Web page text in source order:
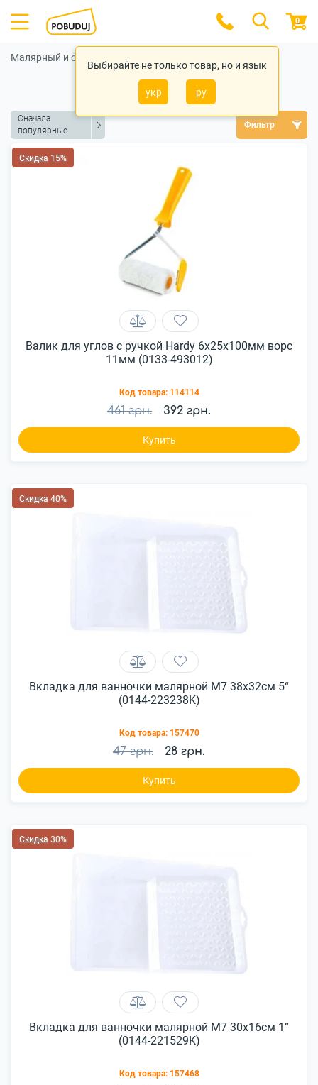
Выбирайте не только товар, но и язык
укр ру
0
Малярный и отделочный инструмент
Валики малярные
Сначала
популярные
Фильтр
Скидка 15%
Валик для углов с ручкой Hardy 6х25х100мм ворс
11мм (0133-493012)
Код товара: 114114
461 грн. 392 грн.
Купить
Скидка 40%
Вкладка для ванночки малярной M7 38x32см 5“
(0144-223238K)
Код товара: 157470
47 грн. 28 грн.
Купить
Скидка 30%
Вкладка для ванночки малярной M7 30x16см 1“
(0144-221529K)
Код товара: 157468